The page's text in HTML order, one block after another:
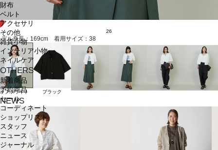
財布
ベルト
アクセサリ
その他
雑貨小物
インテリア小物
ネイルケア
OTHERS
新着商品
予約商品
セール
コーディネート
ショップリスト
スタッフ
ニュース
ジャーナル
26
デル身長：169cm 着用サイズ：38
オフホワイト ブラック
NEWS